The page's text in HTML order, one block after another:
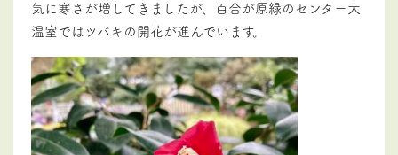
気に寒さが増してきましたが、 百合が原緑のセンター大
温室ではツバキの開花が進んでいます。